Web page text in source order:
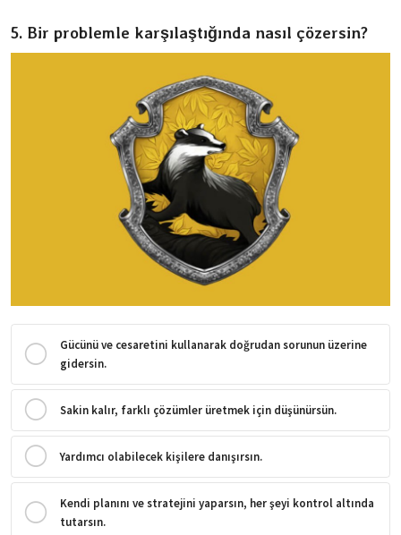
5. Bir problemle karşılaştığında nasıl çözersin?
Gücünü ve cesaretini kullanarak doğrudan sorunun üzerine
gidersin.
Sakin kalır, farklı çözümler üretmek için düşünürsün.
Yardımcı olabilecek kişilere danışırsın.
Kendi planını ve stratejini yaparsın, her şeyi kontrol altında
tutarsın.